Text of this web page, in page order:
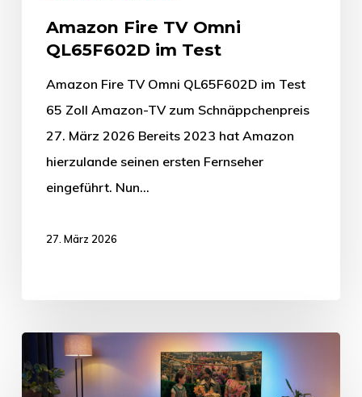
Amazon Fire TV Omni
QL65F602D im Test
Amazon Fire TV Omni QL65F602D im Test
65 Zoll Amazon-TV zum Schnäppchenpreis
27. März 2026 Bereits 2023 hat Amazon
hierzulande seinen ersten Fernseher
eingeführt. Nun…
27. März 2026